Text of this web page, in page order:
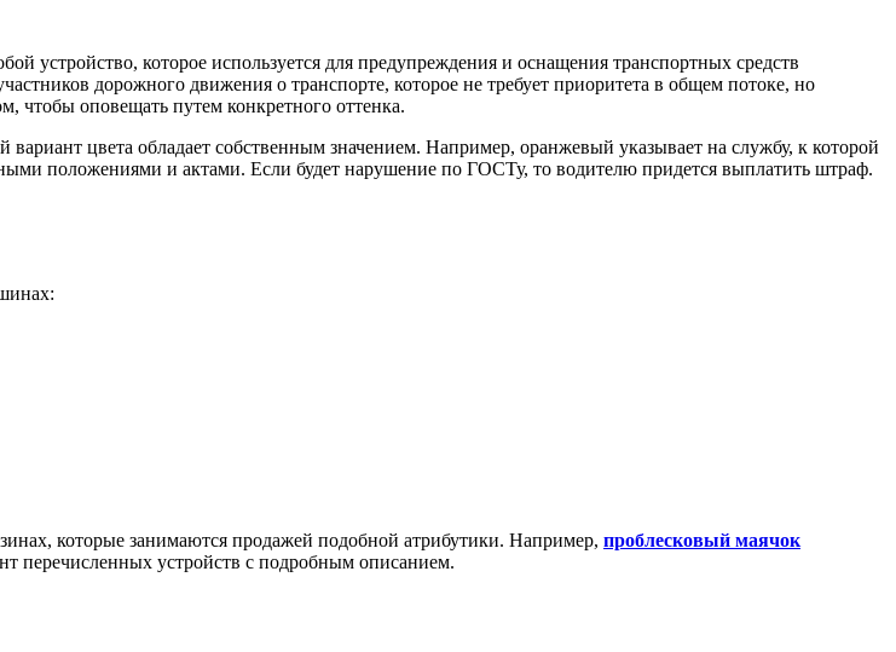
устройство, которое используется для предупреждения и оснащения транспортных средств
дорожного движения о транспорте, которое не требует приоритета в общем потоке, но
чтобы оповещать путем конкретного оттенка.
цвета обладает собственным значением. Например, оранжевый указывает на службу, к которой
положениями и актами. Если будет нарушение по ГОСТу, то водителю придется выплатить штраф.
которые занимаются продажей подобной атрибутики. Например, проблесковый маячок
перечисленных устройств с подробным описанием.